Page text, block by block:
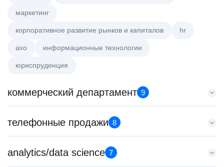
маркетинг
корпоративное развитие рынков и капиталов hr
axo информационные технологии
юриспруденция
коммерческий департамент 9
Key Account Manager (EdTech)
HeadHunter::Коммерческий департамент
150000 ₽
телефонные продажи 8
Менеджер по продажам B2B (сегмент SMB)
HeadHunter::Телефонные продажи
analytics/data science 7